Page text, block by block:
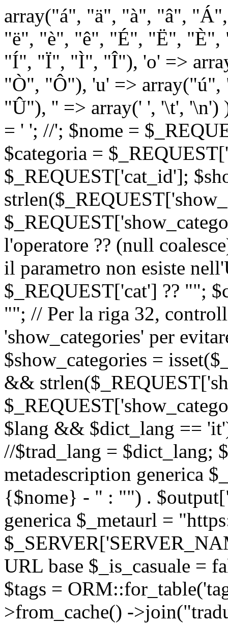
array("á", "ä", "à", "â",
"ë", "è", "ê", "É", "Ë",
"Í", "Ï", "Ì", "Î"), 'o' =>
"Ò", "Ô"), 'u' =>
"Û"), '' => array(' ', '\t',
= ' '; //'; $nome =
$categoria =
$_REQUEST['cat_id'];
l'operatore ?? (null
il parametro non esiste
$_REQUEST['cat'] ?? "";
""; // Per la riga 32,
'show_categories' per
$show_categories =
&&
$lang && $dict_lang ==
//$trad_lang = $dict_lang;
metadescription generica
{$nome} - " : "") .
generica $_metaurl =
URL base $_is_casuale =
$tags =
>from_cache() -